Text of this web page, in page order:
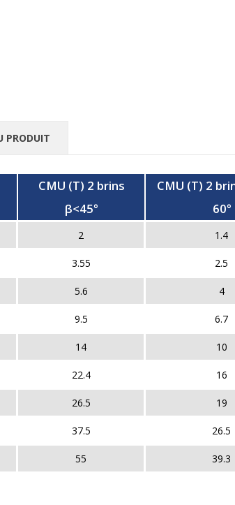
PRODUIT
CMU (T) 2 brins
β<45°
CMU (T) 2
60°
2 1.4
3.55 2.5
5.6 4
9.5 6.7
14 10
22.4 16
26.5 19
37.5 26.5
55 39.3